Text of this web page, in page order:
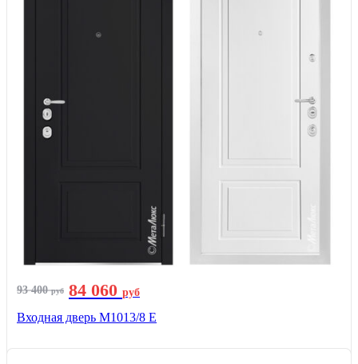
93 400руб 84 060 руб
Входная дверь М1013/8 E